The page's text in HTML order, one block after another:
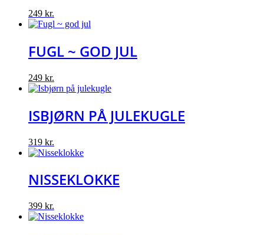
249 kr.
FUGL ~ GOD JUL
249 kr.
ISBJØRN PÅ JULEKUGLE
319 kr.
NISSEKLOKKE
399 kr.